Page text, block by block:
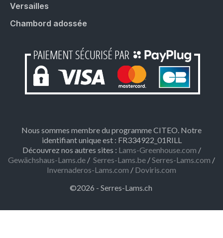
Versailles
Chambord adossée
Nous sommes membre du programme CITEO. Notre
identifiant unique est : FR334922_01RILL
Découvrez nos autres sites : Lams-Greenhouse.com /
Gewächshaus-Lams.de / Serres-Lams.be / Serres-Lams.com /
Invernaderos-Lams.com / Doviris.com
©2026 - Serres-Lams.ch